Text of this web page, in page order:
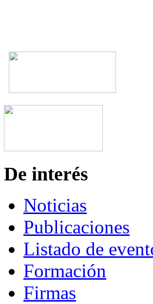
De interés
Noticias
Publicaciones
Listado de
Formación
Firmas